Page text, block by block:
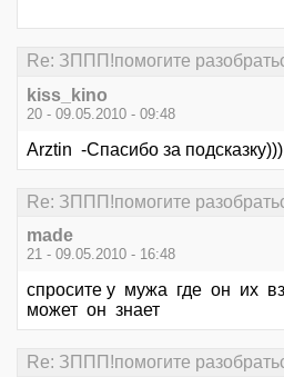
Re: ЗППП!помогите
kiss_kino
20 - 09.05.2010 - 09:48
Arztin -Спасибо за подсказку)))
Re: ЗППП!помогите
made
21 - 09.05.2010 - 16:48
спросите у мужа где он их
может он знает
Re: ЗППП!помогите